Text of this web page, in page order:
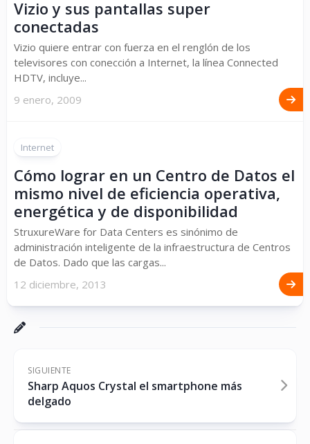
Vizio y sus pantallas super
conectadas
Vizio quiere entrar con fuerza en el renglón de los
televisores con conección a Internet, la línea Connected
HDTV, incluye...
9 enero, 2009
Internet
Cómo lograr en un Centro de Datos el
mismo nivel de eficiencia operativa,
energética y de disponibilidad
StruxureWare for Data Centers es sinónimo de
administración inteligente de la infraestructura de Centros
de Datos. Dado que las cargas...
12 diciembre, 2013
SIGUIENTE
Sharp Aquos Crystal el smartphone más
delgado